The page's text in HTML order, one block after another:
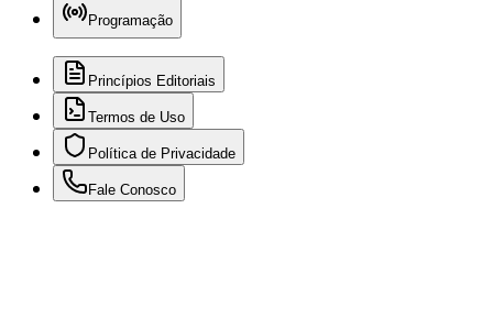
Programação
Princípios Editoriais
Termos de Uso
Política de Privacidade
Fale Conosco